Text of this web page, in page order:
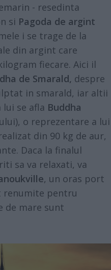
- resedinta
si Pagoda de argint
i se trage de la
din argint care
fiecare. Aici il
de Smarald, despre
in smarald, iar altii
se afla Buddha
o reprezentare a lui
din 90 kg de aur,
Daca la finalul
sa va relaxati, va
, un oras port
renumite pentru
de mare sunt